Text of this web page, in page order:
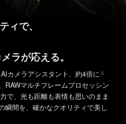
ィで、
ラが応える。
カメラアシスタント、約4倍に ＊
RAWマルチフレームプロセッシン
で、光も距離も表情も思いのまま
瞬間を、確かなクオリティで美し